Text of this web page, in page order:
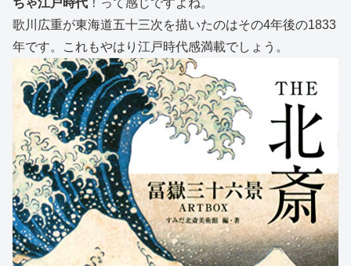
ちゃ江戸時代 ！って感じですよね。
歌川広重が東海道五十三次を描いたのはその4年後の1833
年です。これもやはり江戸時代感満載でしょう。